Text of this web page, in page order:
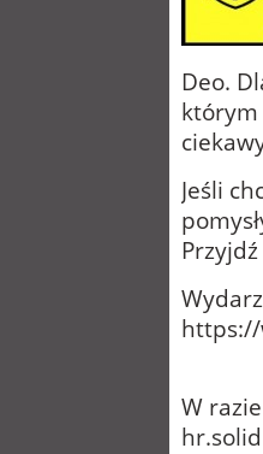
Deo.
którym
Jeśli
https://
W